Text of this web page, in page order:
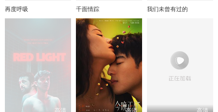
再度呼吸 千面情踪 我们未曾有过的
高清 高清 高清